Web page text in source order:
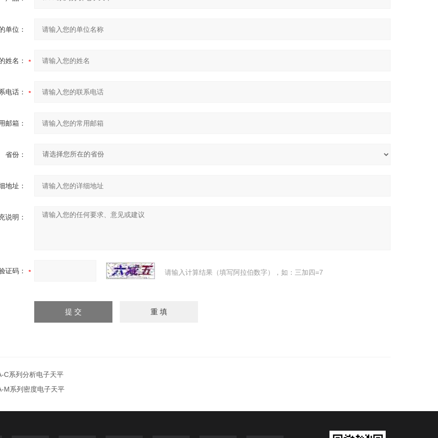
单位：
姓名：
电话：
邮箱：
省份：
地址：
说明：
证码： 请输入计算结果（填写阿拉伯数字），如：三加四=7
C系列分析电子天平
M系列密度电子天平